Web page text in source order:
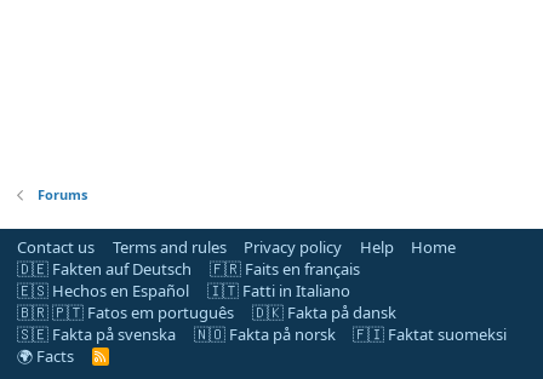
Forums
Contact us Terms and rules Privacy policy Help
Home
🇩🇪 Fakten auf Deutsch
🇫🇷 Faits en français
🇪🇸 Hechos en Español
🇮🇹 Fatti in Italiano
🇧🇷 🇵🇹 Fatos em português
🇩🇰 Fakta på dansk
🇸🇪 Fakta på svenska
🇳🇴 Fakta på norsk
🇫🇮 Faktat suomeksi
🌍 Facts
R